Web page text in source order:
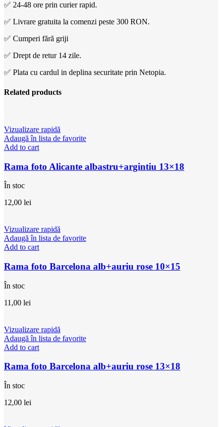
✅ 24-48 ore prin curier rapid.
✅ Livrare gratuita la comenzi peste 300 RON.
✅ Cumperi fără griji
✅ Drept de retur 14 zile.
✅ Plata cu cardul in deplina securitate prin Netopia.
Related products
Vizualizare rapidă
Adaugă în lista de favorite
Add to cart
Rama foto Alicante albastru+argintiu 13×18
În stoc
12,00 lei
Vizualizare rapidă
Adaugă în lista de favorite
Add to cart
Rama foto Barcelona alb+auriu rose 10×15
În stoc
11,00 lei
Vizualizare rapidă
Adaugă în lista de favorite
Add to cart
Rama foto Barcelona alb+auriu rose 13×18
În stoc
12,00 lei